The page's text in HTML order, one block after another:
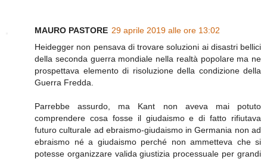
MAURO PASTORE 29 aprile 2019 alle ore 13:02
Heidegger non pensava di trovare soluzioni ai disastri bellici
della seconda guerra mondiale nella realtà popolare ma ne
prospettava elemento di risoluzione della condizione della
Guerra Fredda.
Parrebbe assurdo, ma Kant non aveva mai potuto
comprendere cosa fosse il giudaismo e di fatto rifiutava
futuro culturale ad ebraismo-giudaismo in Germania non ad
ebraismo né a giudaismo perché non ammetteva che si
potesse organizzare valida giustizia processuale per grandi